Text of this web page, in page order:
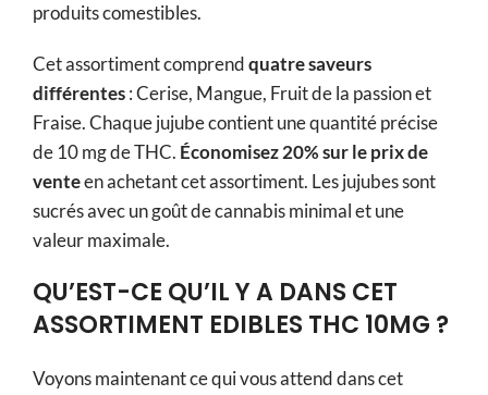
produits comestibles.
Cet assortiment comprendquatre saveurs
différentes: Cerise, Mangue, Fruit de la passion et
Fraise. Chaque jujube contient une quantité précise
de 10 mg de THC. Économisez 20% sur le prix de
venteen achetant cet assortiment. Les jujubes sont
sucrés avec un goût de cannabis minimal et une
valeur maximale.
QU’EST-CE QU’IL Y A DANS CET
ASSORTIMENT EDIBLES THC 10MG ?
Voyons maintenant ce qui vous attend dans cet